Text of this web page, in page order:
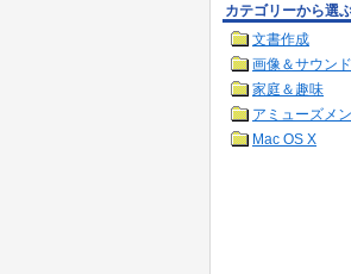
カテゴリーから選
文書作成
画像＆サウンド
家庭＆趣味
アミューズメ
Mac OS X